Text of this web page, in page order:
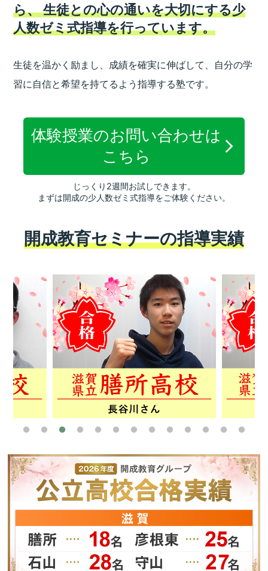
ら、生徒との心の通いを大切にする少
人数ゼミ式指導を行っています。
生徒を温かく励まし、成績を確実に伸ばして、 自分の学
習に自信と希望を持てるよう指導する塾です。
体験授業のお問い合わせは
こちら
じっくり2週間お試しできます。
まずは開成の少人数ゼミ式指導をご体験ください。
開成教育セミナーの指導実績